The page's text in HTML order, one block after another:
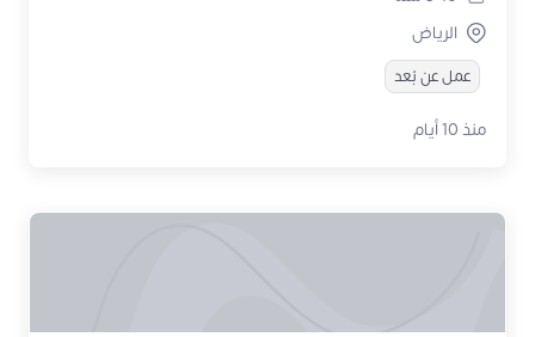
الرياض
عمل عن بُعد
منذ 10 أيام